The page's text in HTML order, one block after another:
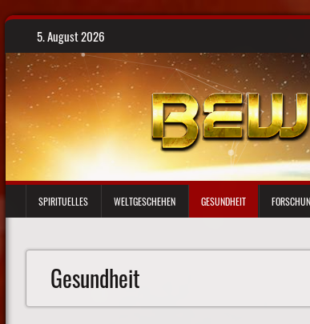
Skip
content
5. August 2026
SPIRITUELLES WELTGESCHEHEN GESUNDHEIT
Gesundheit